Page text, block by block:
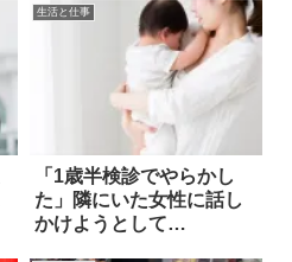
生活と仕事
「1歳半検診でやらかし
た」隣にいた女性に話し
かけようとして…